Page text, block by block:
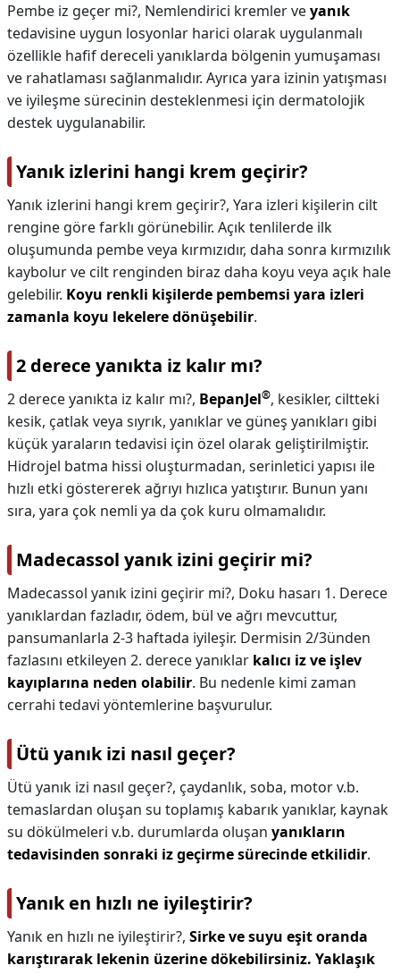
Pembe iz geçer mi?, Nemlendirici kremler veyanık
tedavisine uygun losyonlar harici olarak uygulanmalı
özellikle hafif dereceli yanıklarda bölgenin yumuşaması
ve rahatlaması sağlanmalıdır. Ayrıca yara izinin yatışması
ve iyileşme sürecinin desteklenmesi için dermatolojik
destek uygulanabilir.
Yanık izlerini hangi krem geçirir?
Yanık izlerini hangi krem geçirir?, Yara izleri kişilerin cilt
rengine göre farklı görünebilir. Açık tenlilerde ilk
oluşumunda pembe veya kırmızıdır, daha sonra kırmızılık
kaybolur ve cilt renginden biraz daha koyu veya açık hale
gelebilir. Koyu renkli kişilerde pembemsi yara izleri
zamanla koyu lekelere dönüşebilir.
2 derece yanıkta iz kalır mı?
2 derece yanıkta iz kalır mı?, BepanJel®, kesikler, ciltteki
kesik, çatlak veya sıyrık, yanıklar ve güneş yanıkları gibi
küçük yaraların tedavisi için özel olarak geliştirilmiştir.
Hidrojel batma hissi oluşturmadan, serinletici yapısı ile
hızlı etki göstererek ağrıyı hızlıca yatıştırır. Bunun yanı
sıra, yara çok nemli ya da çok kuru olmamalıdır.
Madecassol yanık izini geçirir mi?
Madecassol yanık izini geçirir mi?, Doku hasarı 1. Derece
yanıklardan fazladır, ödem, bül ve ağrı mevcuttur,
pansumanlarla 2-3 haftada iyileşir. Dermisin 2/3ünden
fazlasını etkileyen 2. derece yanıklar kalıcı iz ve işlev
kayıplarına neden olabilir. Bu nedenle kimi zaman
cerrahi tedavi yöntemlerine başvurulur.
Ütü yanık izi nasıl geçer?
Ütü yanık izi nasıl geçer?, çaydanlık, soba, motor v.b.
temaslardan oluşan su toplamış kabarık yanıklar, kaynak
su dökülmeleri v.b. durumlarda oluşan yanıkların
tedavisinden sonraki iz geçirme sürecinde etkilidir.
Yanık en hızlı ne iyileştirir?
Yanık en hızlı ne iyileştirir?, Sirke ve suyu eşit oranda
karıştırarak lekenin üzerine dökebilirsiniz. Yaklaşık